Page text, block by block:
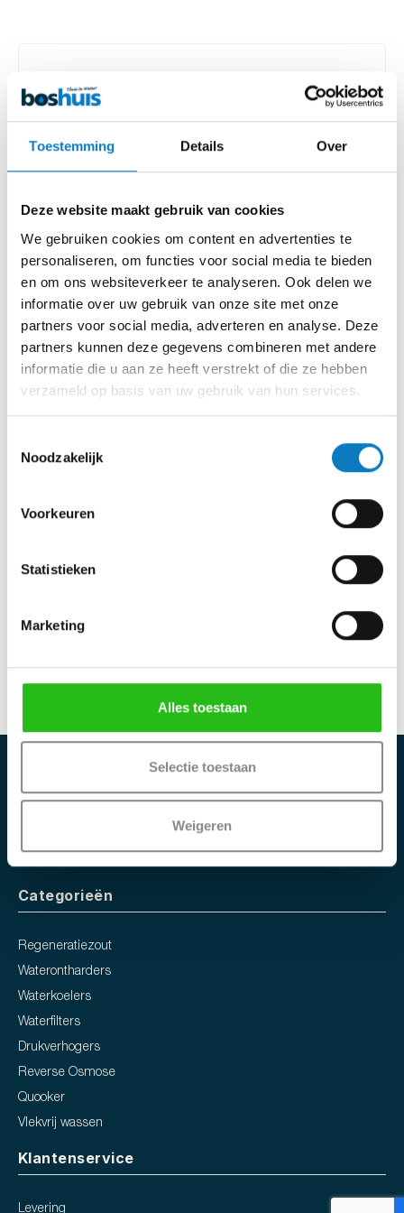
Toestemming Details Over
Deze website maakt gebruik van cookies
We gebruiken cookies om content en advertenties te
personaliseren, om functies voor social media te bieden
en om ons websiteverkeer te analyseren. Ook delen we
informatie over uw gebruik van onze site met onze
partners voor social media, adverteren en analyse. Deze
partners kunnen deze gegevens combineren met andere
informatie die u aan ze heeft verstrekt of die ze hebben
verzameld op basis van uw gebruik van hun services.
Noodzakelijk
Voorkeuren
Statistieken
Marketing
Alles toestaan
Selectie toestaan
Weigeren
Montageset drukverhoger
Merk: Boshuis
Inhoud montageset:
Flexslangen recht 1" wartel 2 stuks
Knel knie koper 22x1" 2 stuks
Knerlring 22x15mm 2 stuks
Nippel 1" 2 stuks
Installatie door Boshuis
€154,50
Verwachte leverdatum: donderdag 13 augustus
Categorieën
Regeneratiezout
Waterontharders
Waterkoelers
Waterfilters
Drukverhogers
Reverse Osmose
Quooker
Vlekvrij wassen
Klantenservice
Levering